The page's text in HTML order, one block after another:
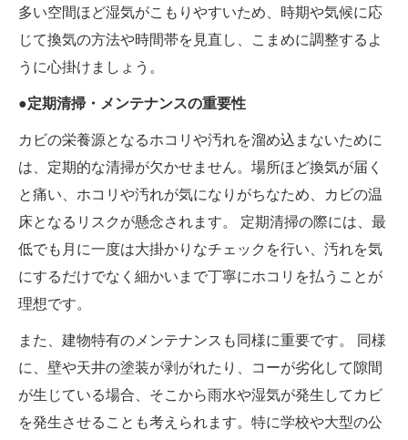
多い空間ほど湿気がこもりやすいため、時期や気候に応
じて換気の方法や時間帯を見直し、こまめに調整するよ
うに心掛けましょう。
●定期清掃・メンテナンスの重要性
カビの栄養源となるホコリや汚れを溜め込まないために
は、定期的な清掃が欠かせません。場所ほど換気が届く
と痛い、ホコリや汚れが気になりがちなため、カビの温
床となるリスクが懸念されます。 定期清掃の際には、最
低でも月に一度は大掛かりなチェックを行い、汚れを気
にするだけでなく細かいまで丁寧にホコリを払うことが
理想です。
また、建物特有のメンテナンスも同様に重要です。 同様
に、壁や天井の塗装が剥がれたり、コーが劣化して隙間
が生じている場合、そこから雨水や湿気が発生してカビ
を発生させることも考えられます。特に学校や大型の公